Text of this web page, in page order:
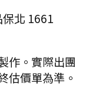
保北 1661
作。實際出團
估價單為準。